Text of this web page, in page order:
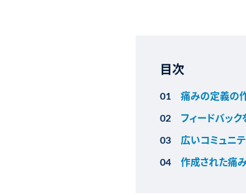
目次
痛みの定義の
フィードバッ
広いコミュニ
作成された痛